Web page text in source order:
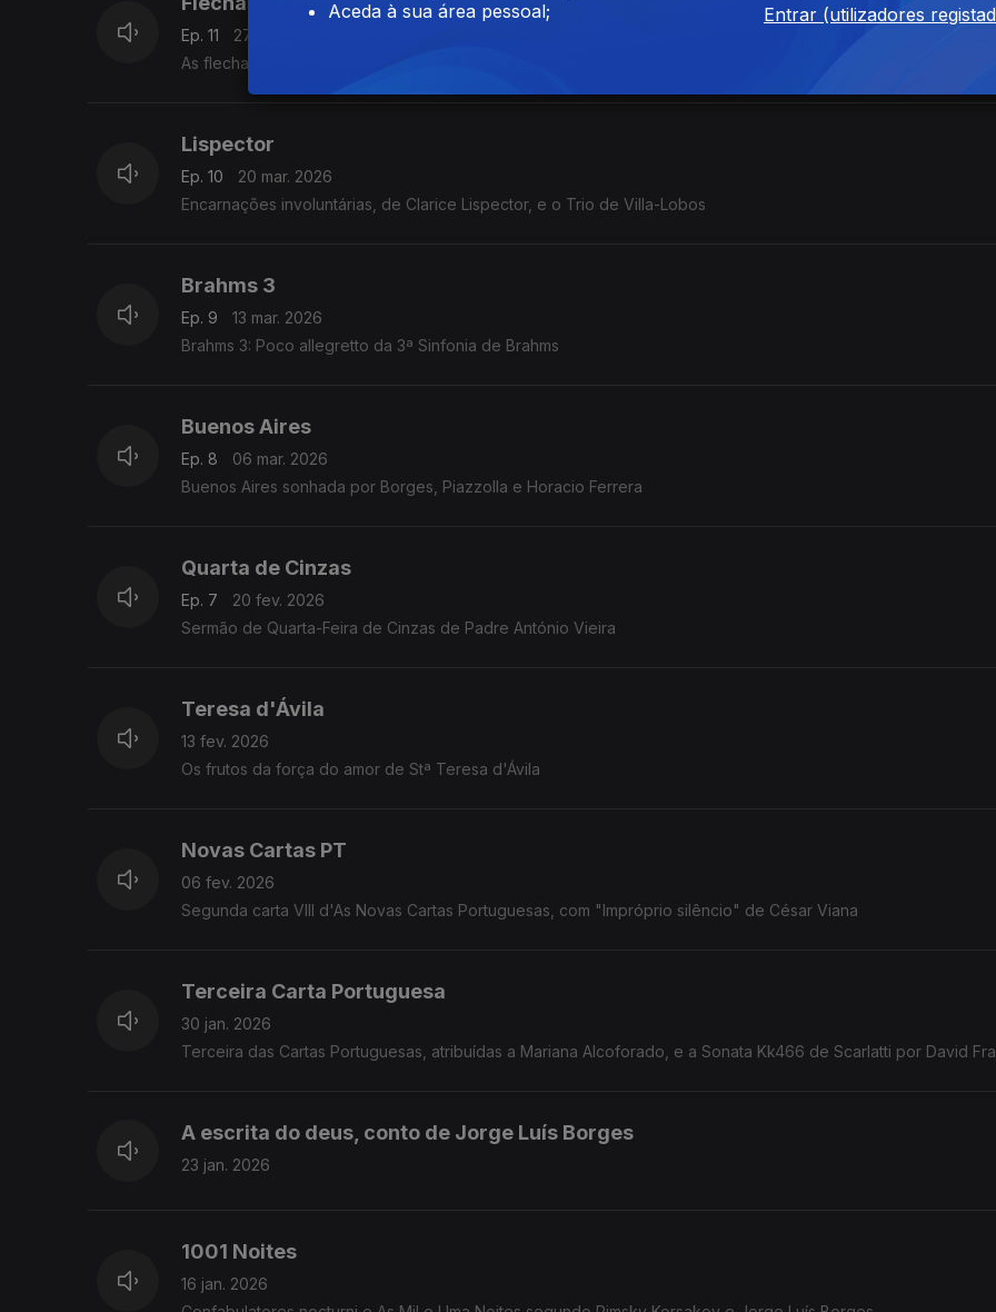
Ep. 11
27 mar. 2026
As flechas douradas de Francis Ford Coppola e María Gainza
Lispector
Ep. 10
20 mar. 2026
Encarnações involuntárias, de Clarice Lispector, e o Trio de Villa-Lobos
Brahms 3
Ep. 9
13 mar. 2026
Brahms 3: Poco allegretto da 3ª Sinfonia de Brahms
Buenos Aires
Ep. 8
06 mar. 2026
Buenos Aires sonhada por Borges, Piazzolla e Horacio Ferrera
Quarta de Cinzas
Ep. 7
20 fev. 2026
Sermão de Quarta-Feira de Cinzas de Padre António Vieira
Teresa d'Ávila
13 fev. 2026
Os frutos da força do amor de Stª Teresa d'Ávila
Novas Cartas PT
06 fev. 2026
Segunda carta VIII d'As Novas Cartas Portuguesas, com "Impróprio silêncio" de César Viana
Terceira Carta Portuguesa
30 jan. 2026
Terceira das Cartas Portuguesas, atribuídas a Mariana Alcoforado, e a Sonata Kk466 de Scarlatti por David
A escrita do deus, conto de Jorge Luís Borges
23 jan. 2026
1001 Noites
16 jan. 2026
Aceda à sua área pessoal;
Entrar (utilizadores